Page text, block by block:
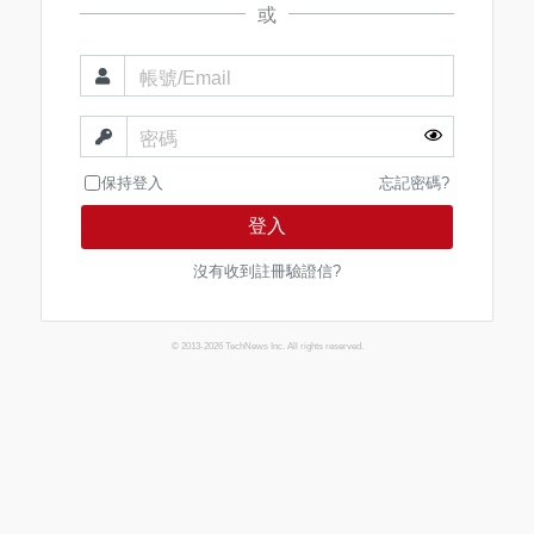
或
帳號/Email
密碼
保持登入 忘記密碼?
登入
沒有收到註冊驗證信?
© 2013-2026 TechNews Inc. All rights reserved.